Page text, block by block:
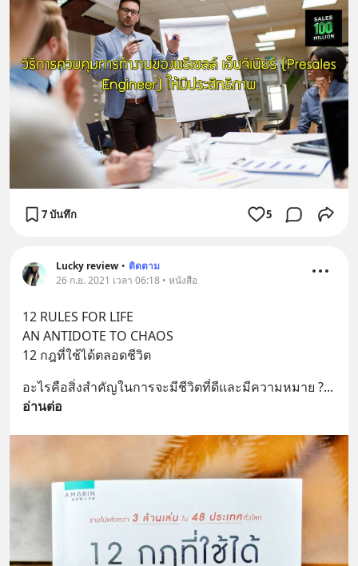
7 บันทึก 5
Lucky review • ติดตาม
26 ก.ย. 2021 เวลา 06:18 • หนังสือ
12 RULES FOR LIFE
AN ANTIDOTE TO CHAOS
12 กฎที่ใช้ได้ตลอดชีวิต
อะไรคือสิ่งสำคัญในการจะมีชีวิตที่ดีและมีความหมาย ?
อ่านต่อ